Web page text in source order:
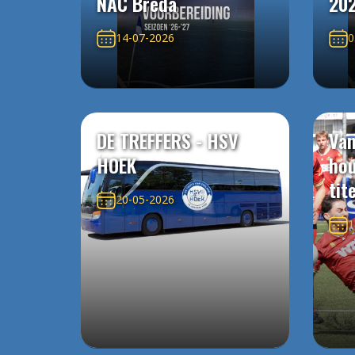
14-07-2026
DE TREFFERS - HSV
HOEK
20-05-2026